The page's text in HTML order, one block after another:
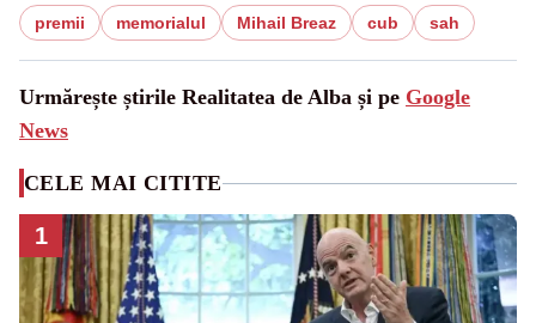
premii memorialul Mihail Breaz cub sah
Urmărește știrile Realitatea de Alba și pe Google
News
CELE MAI CITITE
1